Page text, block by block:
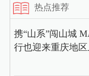
热点推荐
携“山系”闯山城
行也迎来重庆地